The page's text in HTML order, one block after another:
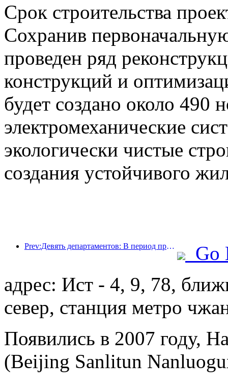
Срок строительства
Сохранив
проведен ряд
конструкций и
будет создано около 490
электромеханические
экологически чистые
создания устойчивого
Prev:Девять департаментов: В период празднования Весеннего фестиваля сетевые отели и бутик-отели будут предлагать льготные условия.
Go
адрес: Ист - 4, 9, 78,
север, станция метро
Появились в 2007 году,
(Beijing Sanlitun